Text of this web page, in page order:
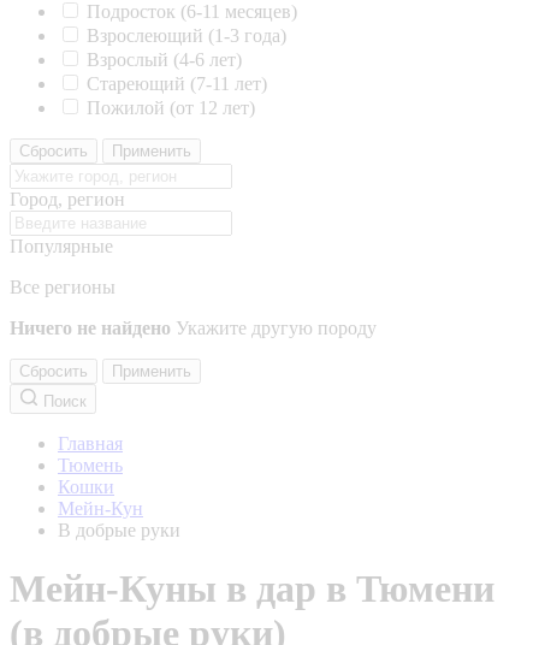
Подросток (6-11 месяцев)
Взрослеющий (1-3 года)
Взрослый (4-6 лет)
Стареющий (7-11 лет)
Пожилой (от 12 лет)
Сбросить Применить
Город, регион
Популярные
Все регионы
Ничего не найдено Укажите другую породу
Сбросить
Применить
Поиск
Главная
Тюмень
Кошки
Мейн-Кун
В добрые руки
Мейн-Куны в дар в Тюмени
(в добрые руки)